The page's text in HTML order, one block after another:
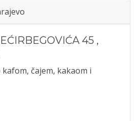
45 ,
čajem, kakaom i